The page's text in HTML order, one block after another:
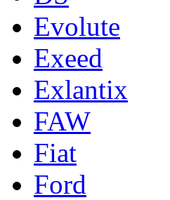
Evolute
Exeed
Exlantix
FAW
Fiat
Ford